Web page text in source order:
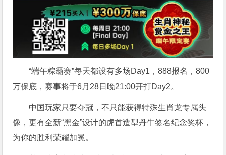
“端午粽霸赛”每天都设有多场Day1，888报名，800
万保底，赛事将于6月28日晚21:00开打Day2。
中国玩家只要夺冠，不只能获得特殊生肖龙专属头
像，更有全新“黑金”设计的虎首造型丹牛签名纪念奖杯，
为你的胜利荣耀加冕。